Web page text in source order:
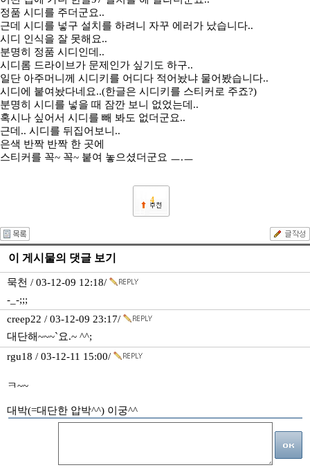
정품 시디를 주더군요..
근데 시디를 넣구 설치를 하려니 자꾸 에러가 났습니다..
시디 인식을 잘 못해요..
분명히 정품 시디인데..
시디롬 드라이브가 문제인가 싶기도 하구..
일단 아주머니께 시디키를 어디다 적어놨냐 물어봤습니다..
시디에 붙여놨다네요..(한글은 시디키를 스티커로 주죠?)
분명히 시디를 넣을 때 잠깐 보니 없었는데..
혹시나 싶어서 시디를 빼 봐도 없더군요..
근데.. 시디를 뒤집어보니..
은색 반짝 반짝 한 곳에
스티커를 꼭~ 꼭~ 붙여 놓으셨더군요 ㅡ.ㅡ
4
이 게시물의 댓글 보기
묵천 / 03-12-09 12:18/
-_-;;;
creep22 / 03-12-09 23:17/
대단해~~~`요.~ ^^;
rgu18 / 03-12-11 15:00/
ㅋ~~
대박(=대단한 압박^^) 이궁^^